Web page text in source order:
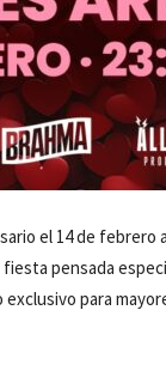
el 14 de febrero
pensada
para